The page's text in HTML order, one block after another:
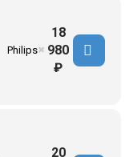
Philips✖
18
980
₽
20